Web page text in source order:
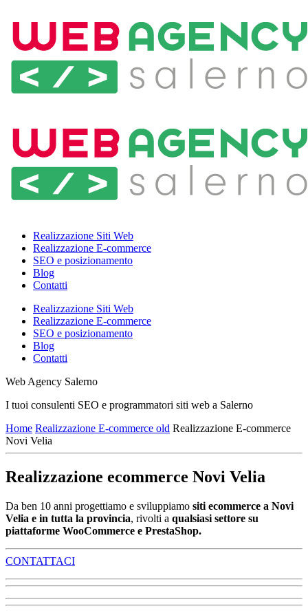
Realizzazione Siti Web
Realizzazione E-commerce
SEO e posizionamento
Blog
Contatti
Realizzazione Siti Web
Realizzazione E-commerce
SEO e posizionamento
Blog
Contatti
Web Agency Salerno
I tuoi consulenti SEO e programmatori siti web a Salerno
Home Realizzazione E-commerce old Realizzazione E-commerce
Novi Velia
Realizzazione ecommerce Novi Velia
Da ben 10 anni progettiamo e sviluppiamo siti ecommerce a Novi
Velia e in tutta la provincia, rivolti a qualsiasi settore su
piattaforme WooCommerce e PrestaShop.
CONTATTACI